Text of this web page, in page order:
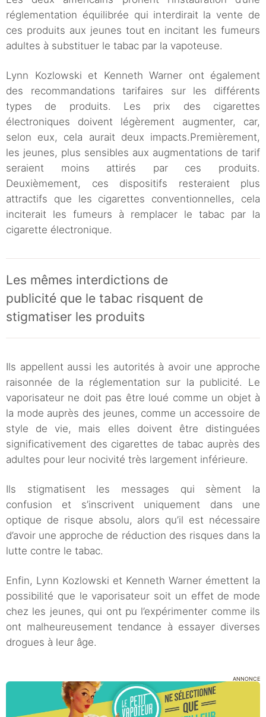
réglementation équilibrée qui interdirait la vente de
ces produits aux jeunes tout en incitant les fumeurs
adultes à substituer le tabac par la vapoteuse.
Lynn Kozlowski et Kenneth Warner ont également
des recommandations tarifaires sur les différents
types de produits. Les prix des cigarettes
électroniques doivent légèrement augmenter, car,
selon eux, cela aurait deux impacts.Premièrement,
les jeunes, plus sensibles aux augmentations de tarif
seraient moins attirés par ces produits.
Deuxièmement, ces dispositifs resteraient plus
attractifs que les cigarettes conventionnelles, cela
inciterait les fumeurs à remplacer le tabac par la
cigarette électronique.
Les mêmes interdictions de
publicité que le tabac risquent de
stigmatiser les produits
Ils appellent aussi les autorités à avoir une approche
raisonnée de la réglementation sur la publicité. Le
vaporisateur ne doit pas être loué comme un objet à
la mode auprès des jeunes, comme un accessoire de
style de vie, mais elles doivent être distinguées
significativement des cigarettes de tabac auprès des
adultes pour leur nocivité très largement inférieure.
Ils stigmatisent les messages qui sèment la
confusion et s’inscrivent uniquement dans une
optique de risque absolu, alors qu’il est nécessaire
d’avoir une approche de réduction des risques dans la
lutte contre le tabac.
Enfin, Lynn Kozlowski et Kenneth Warner émettent la
possibilité que le vaporisateur soit un effet de mode
chez les jeunes, qui ont pu l’expérimenter comme ils
ont malheureusement tendance à essayer diverses
drogues à leur âge.
ANNONCE